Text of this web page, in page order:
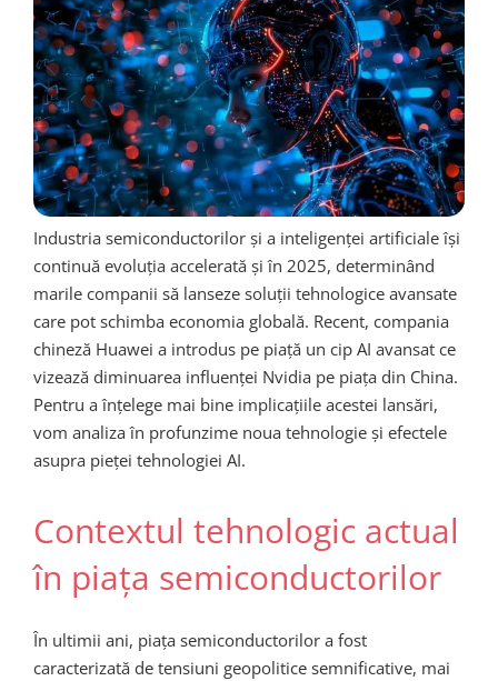
Industria semiconductorilor și a inteligenței artificiale își
continuă evoluția accelerată și în 2025, determinând
marile companii să lanseze soluții tehnologice avansate
care pot schimba economia globală. Recent, compania
chineză Huawei a introdus pe piață un cip AI avansat ce
vizează diminuarea influenței Nvidia pe piața din China.
Pentru a înțelege mai bine implicațiile acestei lansări,
vom analiza în profunzime noua tehnologie și efectele
asupra pieței tehnologiei AI.
Contextul tehnologic actual
în piața semiconductorilor
În ultimii ani, piața semiconductorilor a fost
caracterizată de tensiuni geopolitice semnificative, mai